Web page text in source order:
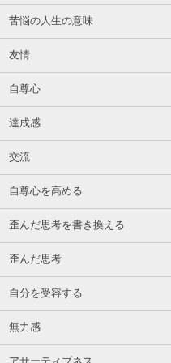
苦悩の人生の意味
友情
自尊心
達成感
交流
自尊心を高める
歪んだ思考を書き換える
歪んだ思考
自分を受容する
無力感